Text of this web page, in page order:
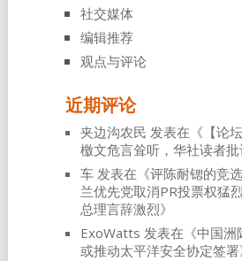
社交媒体
编辑推荐
观点与评论
近期评论
夹边沟农民 发表在《 【论
檄文危言耸听，华社读者
车发表在《评陈耐锶的竞
兰优先党取消PR投票权猛
总理言辞激烈》
ExoWatts 发表在《中国洲
或推动太平洋安全协定签署